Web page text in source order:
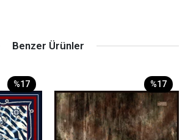
Benzer Ürünler
%17 %17